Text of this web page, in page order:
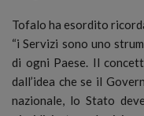
Tofalo ha esordito
“i Servizi sono uno
di ogni Paese. Il
dall’idea che se il
nazionale, lo Stato